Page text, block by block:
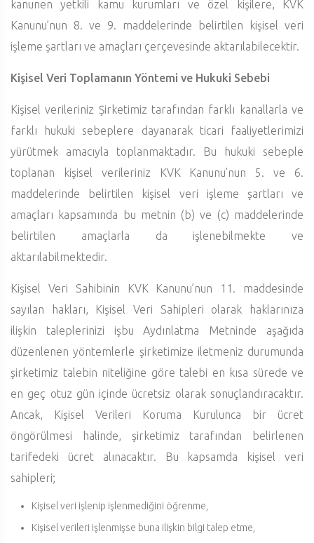
kanunen yetkili kamu kurumları ve özel kişilere, KVK
Kanunu’nun 8. ve 9. maddelerinde belirtilen kişisel veri
işleme şartları ve amaçları çerçevesinde aktarılabilecektir.
Kişisel Veri Toplamanın Yöntemi ve Hukuki Sebebi
Kişisel verileriniz Şirketimiz tarafından farklı kanallarla ve
farklı hukuki sebeplere dayanarak ticari faaliyetlerimizi
yürütmek amacıyla toplanmaktadır. Bu hukuki sebeple
toplanan kişisel verileriniz KVK Kanunu’nun 5. ve 6.
maddelerinde belirtilen kişisel veri işleme şartları ve
amaçları kapsamında bu metnin (b) ve (c) maddelerinde
belirtilen amaçlarla da işlenebilmekte ve
aktarılabilmektedir.
Kişisel Veri Sahibinin KVK Kanunu’nun 11. maddesinde
sayılan hakları, Kişisel Veri Sahipleri olarak haklarınıza
ilişkin taleplerinizi işbu Aydınlatma Metninde aşağıda
düzenlenen yöntemlerle şirketimize iletmeniz durumunda
şirketimiz talebin niteliğine göre talebi en kısa sürede ve
en geç otuz gün içinde ücretsiz olarak sonuçlandıracaktır.
Ancak, Kişisel Verileri Koruma Kurulunca bir ücret
öngörülmesi halinde, şirketimiz tarafından belirlenen
tarifedeki ücret alınacaktır. Bu kapsamda kişisel veri
sahipleri;
Kişisel veri işlenip işlenmediğini öğrenme,
Kişisel verileri işlenmişse buna ilişkin bilgi talep etme,